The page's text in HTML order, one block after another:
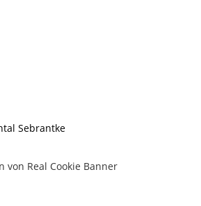
Sebrantke
von Real Cookie Banner